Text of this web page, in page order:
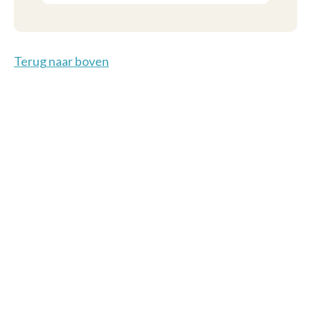
Terug naar boven